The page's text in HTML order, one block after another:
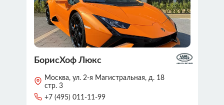
БорисХоф Люкс
Москва, ул. 2-я Магистральная, д. 18
стр. 3
+7 (495) 011-11-99